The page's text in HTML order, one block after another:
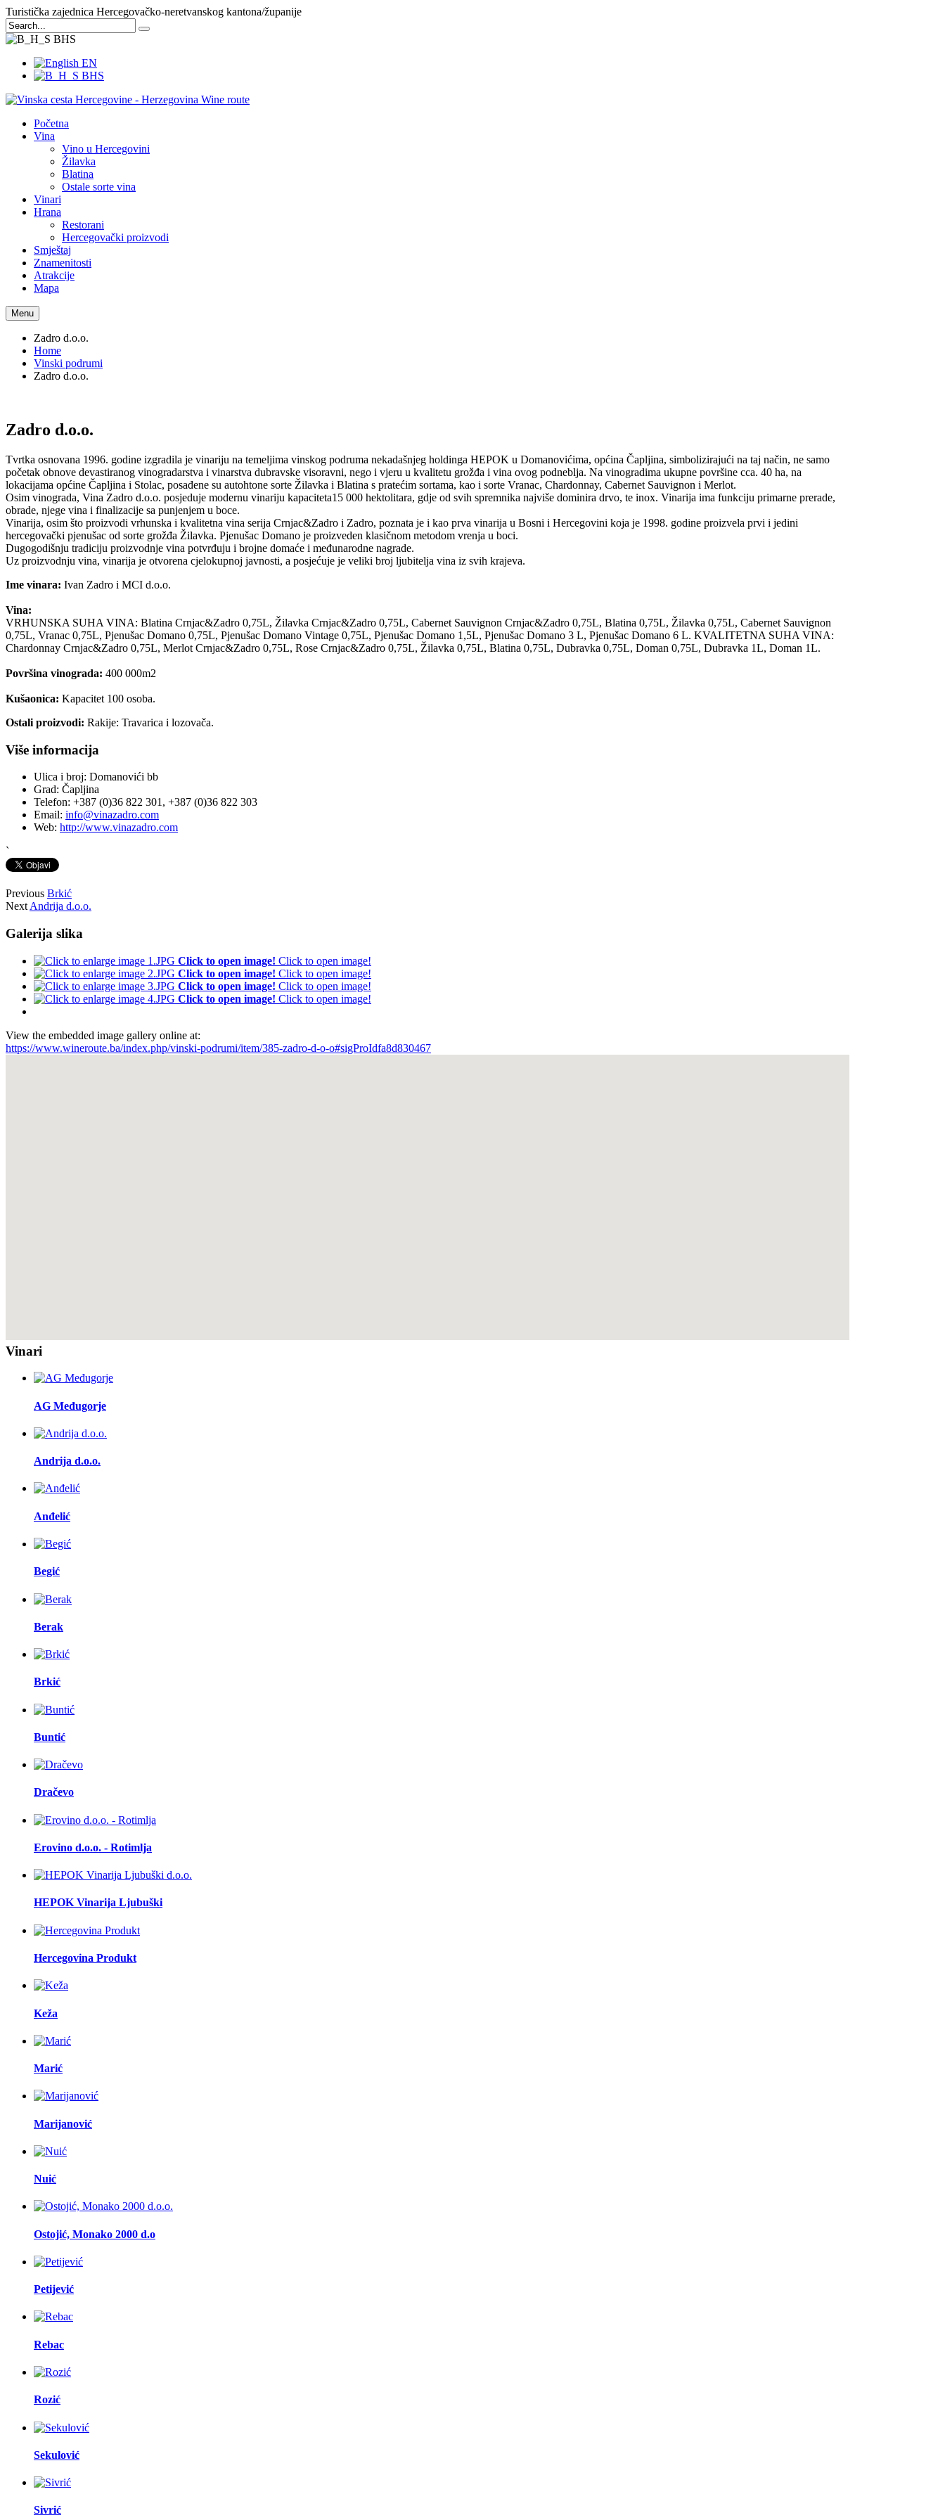
Turistička zajednica Hercegovačko-neretvanskog kantona/županije
BHS
EN
BHS
Početna
Vina
Vino u Hercegovini
Žilavka
Blatina
Ostale sorte vina
Vinari
Hrana
Restorani
Hercegovački proizvodi
Smještaj
Znamenitosti
Atrakcije
Mapa
Menu
Zadro d.o.o.
Home
Vinski podrumi
Zadro d.o.o.
Zadro d.o.o.
Tvrtka osnovana 1996. godine izgradila je vinariju na temeljima vinskog podruma nekadašnjeg holdinga HEPOK u Domanovićima, općina Čapljina, simbolizirajući na taj način, ne samo
početak obnove devastiranog vinogradarstva i vinarstva dubravske visoravni, nego i vjeru u kvalitetu grožđa i vina ovog podneblja. Na vinogradima ukupne površine cca. 40 ha, na
lokacijama općine Čapljina i Stolac, posađene su autohtone sorte Žilavka i Blatina s pratećim sortama, kao i sorte Vranac, Chardonnay, Cabernet Sauvignon i Merlot.
Osim vinograda, Vina Zadro d.o.o. posjeduje modernu vinariju kapaciteta15 000 hektolitara, gdje od svih spremnika najviše dominira drvo, te inox. Vinarija ima funkciju primarne prerade,
obrade, njege vina i finalizacije sa punjenjem u boce.
Vinarija, osim što proizvodi vrhunska i kvalitetna vina serija Crnjac&Zadro i Zadro, poznata je i kao prva vinarija u Bosni i Hercegovini koja je 1998. godine proizvela prvi i jedini
hercegovački pjenušac od sorte grožđa Žilavka. Pjenušac Domano je proizveden klasičnom metodom vrenja u boci.
Dugogodišnju tradiciju proizvodnje vina potvrđuju i brojne domaće i međunarodne nagrade.
Uz proizvodnju vina, vinarija je otvorena cjelokupnoj javnosti, a posjećuje je veliki broj ljubitelja vina iz svih krajeva.
Ime vinara: Ivan Zadro i MCI d.o.o.
Vina:
VRHUNSKA SUHA VINA: Blatina Crnjac&Zadro 0,75L, Žilavka Crnjac&Zadro 0,75L, Cabernet Sauvignon Crnjac&Zadro 0,75L, Blatina 0,75L, Žilavka 0,75L, Cabernet Sauvignon
0,75L, Vranac 0,75L, Pjenušac Domano 0,75L, Pjenušac Domano Vintage 0,75L, Pjenušac Domano 1,5L, Pjenušac Domano 3 L, Pjenušac Domano 6 L. KVALITETNA SUHA VINA:
Chardonnay Crnjac&Zadro 0,75L, Merlot Crnjac&Zadro 0,75L, Rose Crnjac&Zadro 0,75L, Žilavka 0,75L, Blatina 0,75L, Dubravka 0,75L, Doman 0,75L, Dubravka 1L, Doman 1L.
Površina vinograda: 400 000m2
Kušaonica: Kapacitet 100 osoba.
Ostali proizvodi: Rakije: Travarica i lozovača.
Više informacija
Ulica i broj: Domanovići bb
Grad: Čapljina
Telefon: +387 (0)36 822 301, +387 (0)36 822 303
Email: info@vinazadro.com
Web: http://www.vinazadro.com
`
Previous Brkić
Next Andrija d.o.o.
Galerija slika
Click to open image! Click to open image!
Click to open image! Click to open image!
Click to open image! Click to open image!
Click to open image! Click to open image!
View the embedded image gallery online at:
https://www.wineroute.ba/index.php/vinski-podrumi/item/385-zadro-d-o-o#sigProIdfa8d830467
Vinari
AG Međugorje
Andrija d.o.o.
Anđelić
Begić
Berak
Brkić
Buntić
Dračevo
Erovino d.o.o. - Rotimlja
HEPOK Vinarija Ljubuški
Hercegovina Produkt
Keža
Marić
Marijanović
Nuić
Ostojić, Monako 2000 d.o
Petijević
Rebac
Rozić
Sekulović
Sivrić